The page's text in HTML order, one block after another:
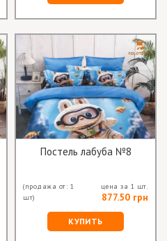
Постель лабуба №8
(продажа от: 1
шт)
цена за 1 шт.
877.50 грн
КУПИТЬ